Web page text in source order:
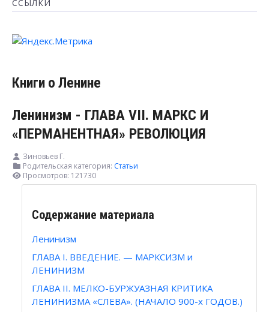
ССЫЛКИ
Книги о Ленине
Ленинизм - ГЛАВА VII. МАРКС И
«ПЕРМАНЕНТНАЯ» РЕВОЛЮЦИЯ
Зиновьев Г.
Родительская категория: Статьи
Просмотров: 121730
Содержание материала
Ленинизм
ГЛАВА I. ВВЕДЕНИЕ. — МАРКСИЗМ и
ЛЕНИНИЗМ
ГЛАВА II. МЕЛКО-БУРЖУАЗНАЯ КРИТИКА
ЛЕНИНИЗМА «СЛЕВА». (НАЧАЛО 900-х ГОДОВ.)